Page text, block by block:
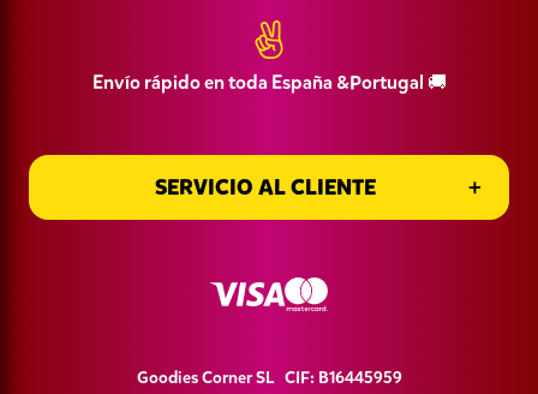
Envío rápido en toda España &Portugal 🚚
SERVICIO AL CLIENTE
Goodies Corner SL CIF: B16445959